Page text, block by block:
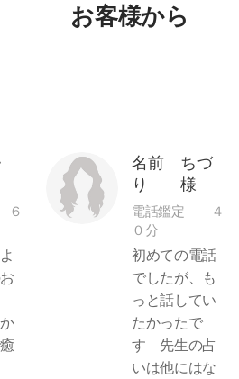
から
６
名前 ちづ
り 様
電話鑑定 ４
０分
初めての電話
でしたが、も
っと話してい
たかったで
す 先生の占
いは他にはな